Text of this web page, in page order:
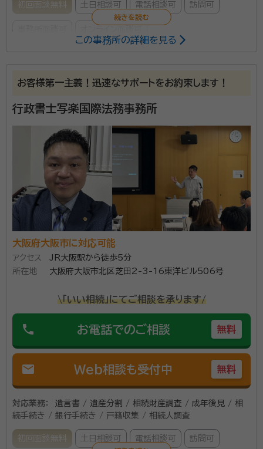
初回面談無料 土日相談可 電話相談可 訪問可
谷元 修（タニモト オサム）
特定行政書士、出入国在留管理庁申請
満足度 4.0
ご利用時期：2026/3
面談の感想
自宅迄来て頂いて助かりました。説明もわかりやすくこちらのいろいろな
疑問もわかりやすくお答えして頂きました。
契約後の感想
電話で気軽に対応して頂けるしこちらの疑問もわかりやすくお答えして
当事務所は、大阪メトロ谷町線谷町四丁目駅より徒歩7
分の便利な場所にあります。 1995年より相続業務に従
分割協議書作成などの相続に関わる手続き、成年後見、
許認可申請などもおこなっています。 当事務所では、い
ただいたご依頼はすぐに着手し迅速な対応を心がけて
おります。 初回相談は無料です。 事前にご連絡いただ
ければ、土日・祝日・営業時間外も対応可能です。 また、
出張相談も承っております。 ※出張相談の場合は、実
年後見、会社設立、許認可申請等のご相談は、お気軽に
当事務所までご連絡ください。 谷元修（行政書士）
資格等：
この事務所の詳細を見る
お客様第一主義！迅速なサポートをお約束します！
行政書士写楽国際法務事務所
大阪府大阪市に対応可能
アクセス
JR大阪駅から徒歩5分
所在地
大阪府大阪市北区芝田2-3-16東洋ビル506号
\「いい相続」にてご相談を承ります/
phone お電話でのご相談 無料
mail Web相談も受付中 無料
対応業務：
遺言書 / 遺産分割 / 相続財産調査 / 成年後見 / 相
続手続き / 銀行手続き / 戸籍収集 / 相続人調査
初回面談無料 土日相談可 電話相談可 訪問可